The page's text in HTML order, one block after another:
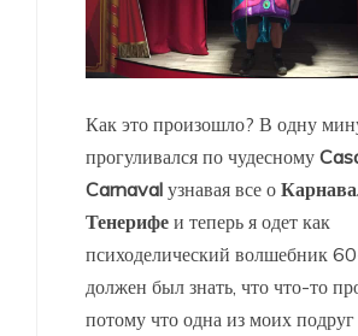
Как это произошло? В одну
прогуливался по чудесному
Carnaval узнавая все о
Тенерифе и теперь я одет как
психоделический волшебник
должен был знать, что что-то
потому что одна из моих